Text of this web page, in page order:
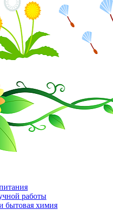
работы
бытовая химия